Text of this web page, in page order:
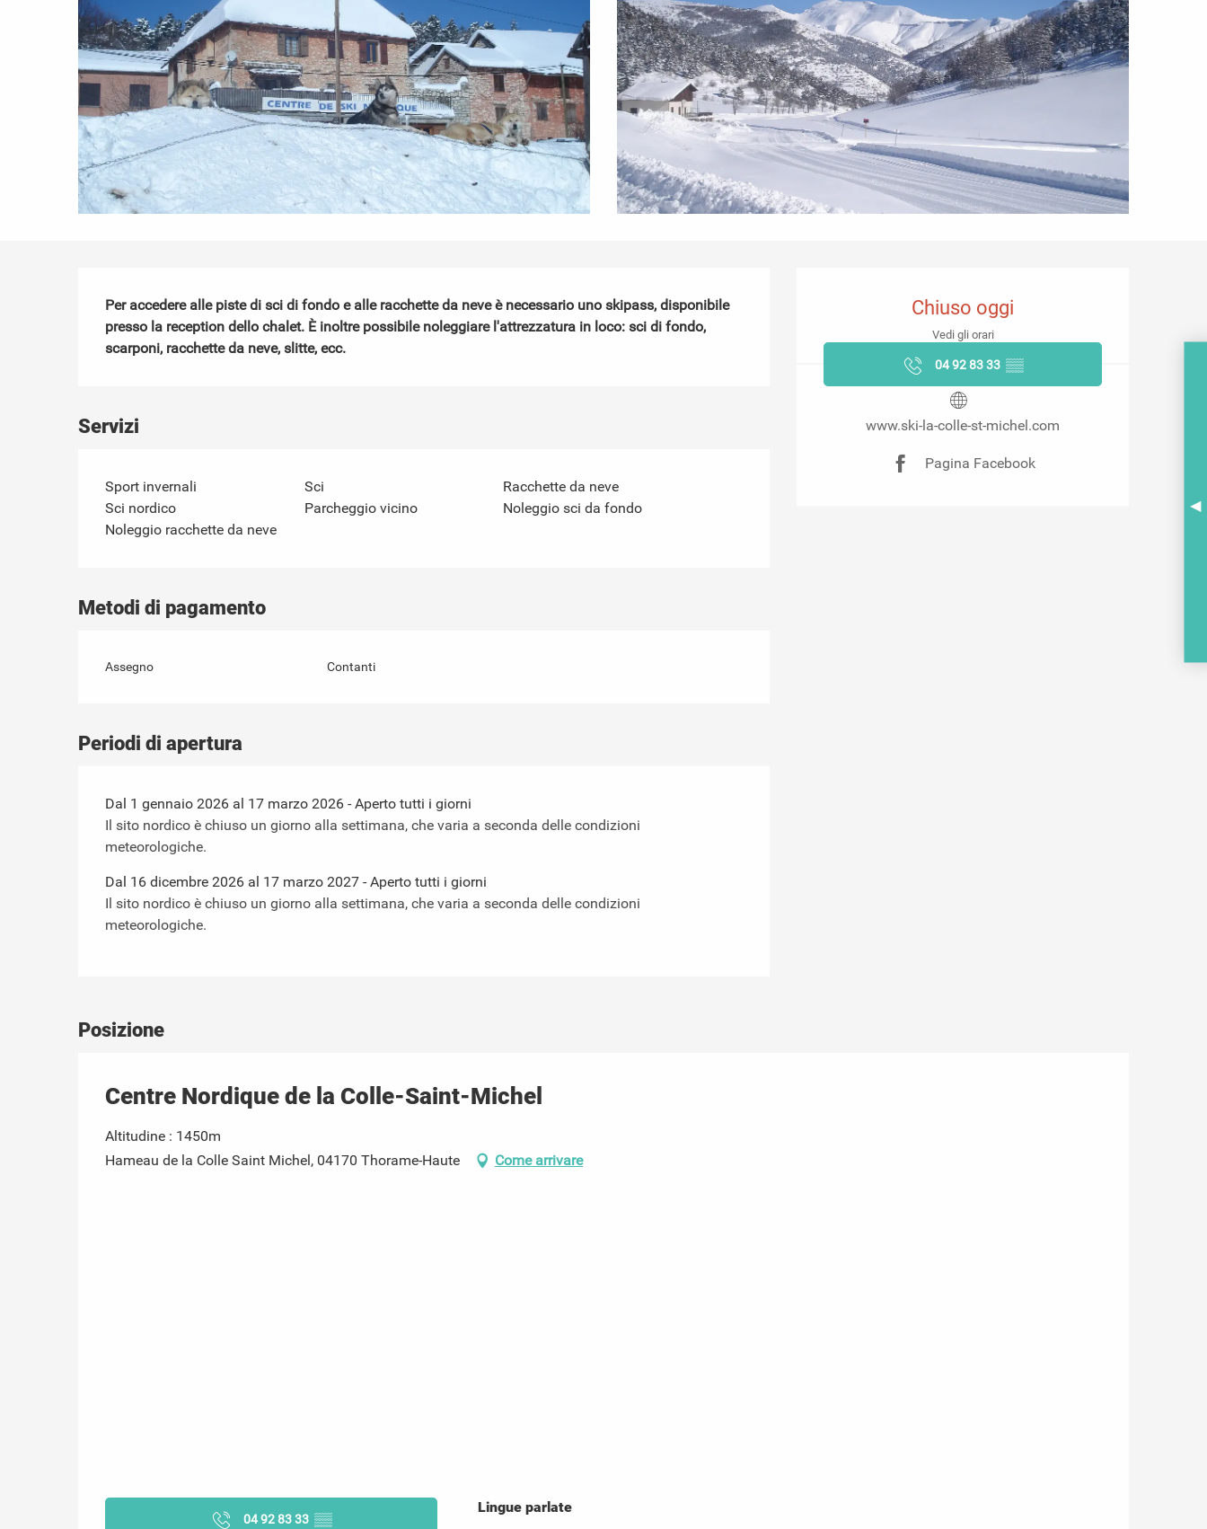
Orari e contatti
Chiuso oggi
Vedi gli orari
04 92 83 33 ▒▒
www.ski-la-colle-st-michel.com
Pagina Facebook
Descrizione
Per accedere alle piste di sci di fondo e alle racchette da neve è necessario uno skipass, disponibile
presso la reception dello chalet. È inoltre possibile noleggiare l'attrezzatura in loco: sci di fondo,
scarponi, racchette da neve, slitte, ecc.
Servizi
Sport invernali Sci
Racchette da neve
Sci nordico
Parcheggio vicino
Noleggio sci da fondo
Noleggio racchette da neve
Metodi di pagamento
Assegno Contanti
Periodi di apertura
Dal 1 gennaio 2026 al 17 marzo 2026 - Aperto tutti i giorni
Il sito nordico è chiuso un giorno alla settimana, che varia a seconda delle condizioni
meteorologiche.
Dal 16 dicembre 2026 al 17 marzo 2027 - Aperto tutti i giorni
Il sito nordico è chiuso un giorno alla settimana, che varia a seconda delle condizioni
meteorologiche.
Posizione
Centre Nordique de la Colle-Saint-Michel
Altitudine : 1450m
Hameau de la Colle Saint Michel, 04170 Thorame-Haute
Come arrivare
04 92 83 33 ▒▒
Lingue parlate
Lingue parlate